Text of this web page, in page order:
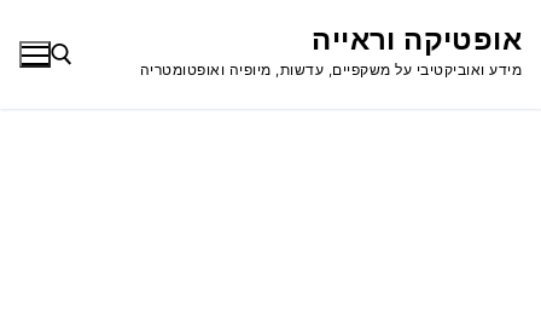
לתוכןאופטיקה וראייה
מידע ואוביקטיבי על משקפיים, עדשות, מיופיה ואופטומטריה